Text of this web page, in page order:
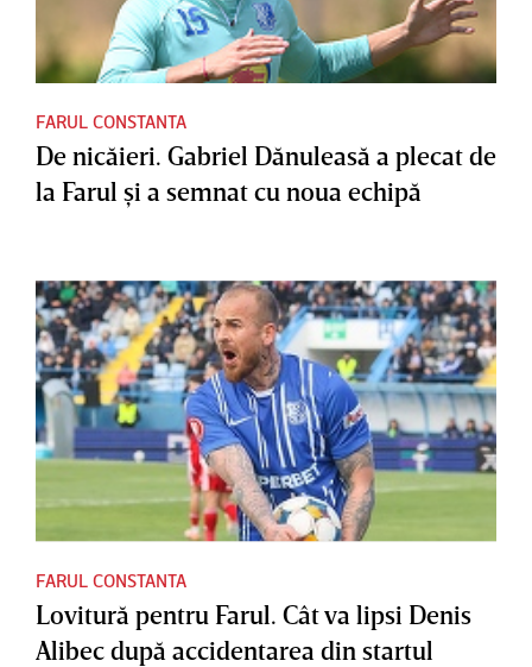
FARUL CONSTANTA
De nicăieri. Gabriel Dănuleasă a plecat de
la Farul şi a semnat cu noua echipă
FARUL CONSTANTA
Lovitură pentru Farul. Cât va lipsi Denis
Alibec după accidentarea din startul